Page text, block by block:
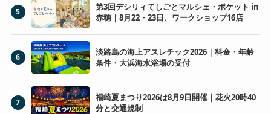
5
第3回デシリィてしごとマルシェ・ポケット in
赤穂｜8月22・23日、ワークショップ16店
6
淡路島の海上アスレチック2026｜料金・年齢
条件・大浜海水浴場の受付
7
福崎夏まつり2026は8月9日開催｜花火20時40
分と交通規制